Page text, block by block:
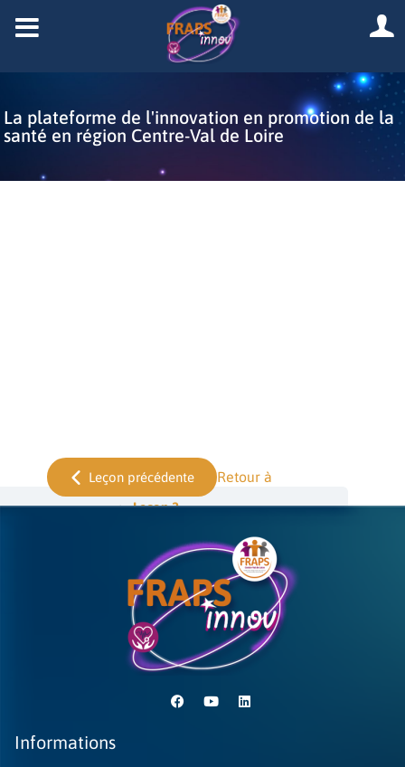
La plateforme de l'innovation en promotion de la
santé en région Centre-Val de Loire
Leçon 2
Leçon précédente Retour à
Informations